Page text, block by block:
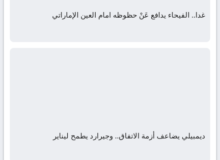
غدا.. الفيحاء يدافع عَنْ حظوظه امام العين الإماراتي
ديمبيلي يضاعف أزمة الاتفاق.. وجيرارد يطمح ليناير